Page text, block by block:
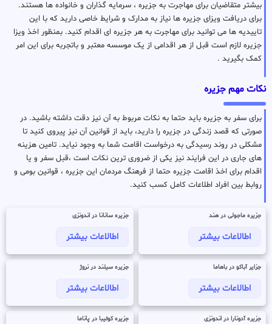
بیشتر متقاضیان برای مهاجرت به جزیره ، سرمایه گذاران و خانواده ها هستند.
برای دریافت ویزای جزیره ها نیاز به مدارک و شرایط خاصی دارید که با این
تاییدیه ها می توانید برای مهاجرت به هر جزیره ای اقدام کنید. بمنظور اخذ ویزا
جزیره لازم است قبل از هر اقدامی از یک موسسه معتبر و باتجربه برای این امر
کمک بگیرید .
نکات مهم جزیره
برای سفر به جزیره باید حتما به نکات مربوط به آن نیز دقت داشته باشید. در
صورتی که قصد زندگی در جزیره را دارید، باید از قوانین آن نیز پیروی کنید تا
مشکلی در روند رسیدگی به درخواست اقامت شما به وجود نیاید. تامین هزینه
های جاری در این فرایند نیز یکی از ضروری ترین نکات است ،قبل سفر و یا
اقدام برای اخذ اقامت جزیره حتما از فرهنگ مردمان این جزیره ، قوانین بومی و
روابط بین افراد اطلاعات کامل کسب کنید.
جزیره ماجولی در هند
اطالاعات بیشتر
جزیره سانانا در اندونزی
اطالاعات بیشتر
جزایر آباکو در باهاما
اطالاعات بیشتر
جزیره سیلند در نروژ
اطالاعات بیشتر
جزیره آدونارا در اندونزی جزیره کوئیبا در پاناما